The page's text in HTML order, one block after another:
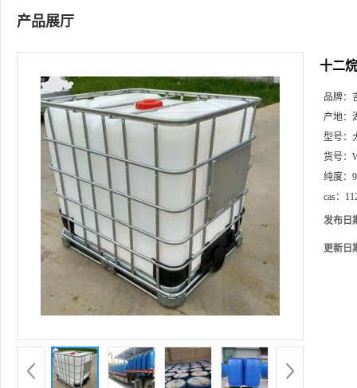
产品展厅
十二
品牌：
产地：
型号：
货号：
纯度：
cas：
发布日
更新日